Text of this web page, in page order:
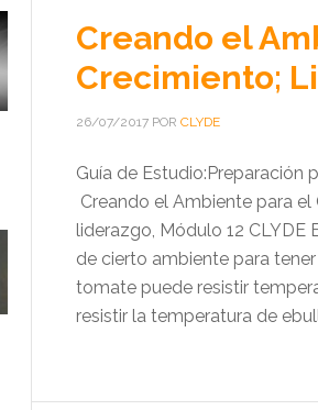
Creando el
Crecimiento;
26/07/2017 POR CLYDE
Guía de Estudio:Preparación
Creando el Ambiente para
liderazgo, Módulo 12 CLYDE
de cierto ambiente para
tomate puede resistir
resistir la temperatura de